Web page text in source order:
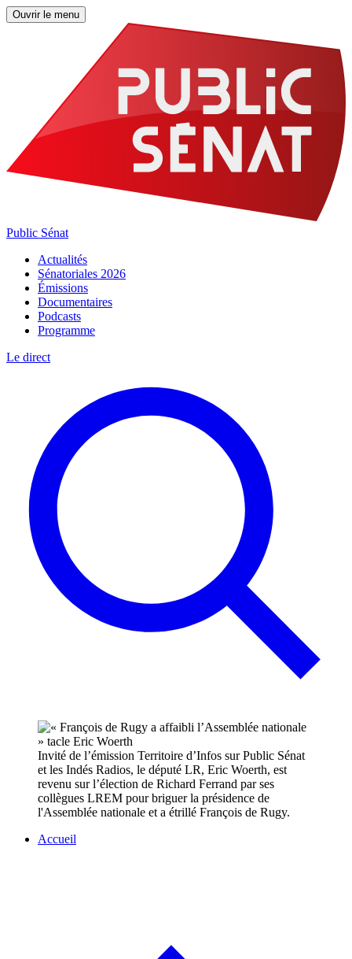
Ouvrir le menu
Public Sénat
Actualités
Sénatoriales 2026
Émissions
Documentaires
Podcasts
Programme
Le direct
Invité de l’émission Territoire d’Infos sur Public Sénat
et les Indés Radios, le député LR, Eric Woerth, est
revenu sur l’élection de Richard Ferrand par ses
collègues LREM pour briguer la présidence de
l'Assemblée nationale et a étrillé François de Rugy.
Accueil